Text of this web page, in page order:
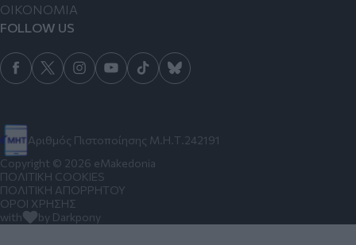
Αριθμός Πιστοποίησης Μ.Η.Τ.242191
ΟΙΚΟΝΟΜΙΑ
FOLLOW US
Copyright © 2026 eMakedonia
ΠΟΛΙΤΙΚΗ COOKIES
ΠΟΛΙΤΙΚΗ ΑΠΟΡΡΗΤΟΥ
ΟΡΟΙ ΧΡΗΣΗΣ
with
by Darkpony